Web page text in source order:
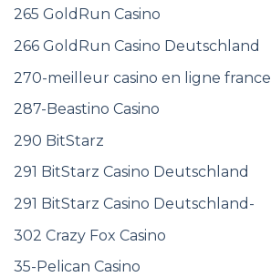
265 GoldRun Casino
266 GoldRun Casino Deutschland
270-meilleur casino en ligne france
287-Beastino Casino
290 BitStarz
291 BitStarz Casino Deutschland
291 BitStarz Casino Deutschland-
302 Crazy Fox Casino
35-Pelican Casino